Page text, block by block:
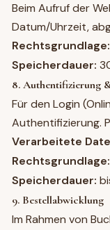
Beim Aufruf der
Datum/Uhrzeit,
Rechtsgrundlage:
Speicherdauer:
8. Authentifizierung
Für den Login
Authentifizierung.
Verarbeitete
Rechtsgrundlage:
Speicherdauer:
9. Bestellabwicklung
Im Rahmen von